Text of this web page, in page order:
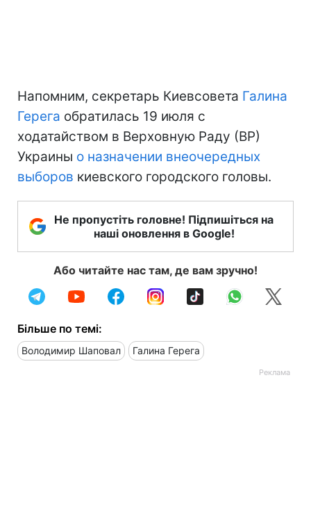
Напомним, секретарь Киевсовета Галина
Герега обратилась 19 июля с
ходатайством в Верховную Раду (ВР)
Украины о назначении внеочередных
выборов киевского городского головы.
Не пропустіть головне! Підпишіться на
наші оновлення в Google!
Або читайте нас там, де вам зручно!
Більше по темі:
Володимир Шаповал Галина Герега